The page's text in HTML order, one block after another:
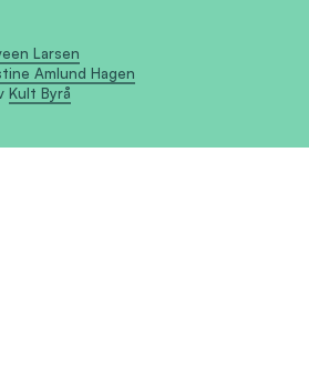
Larsen
Amlund Hagen
Kult Byrå